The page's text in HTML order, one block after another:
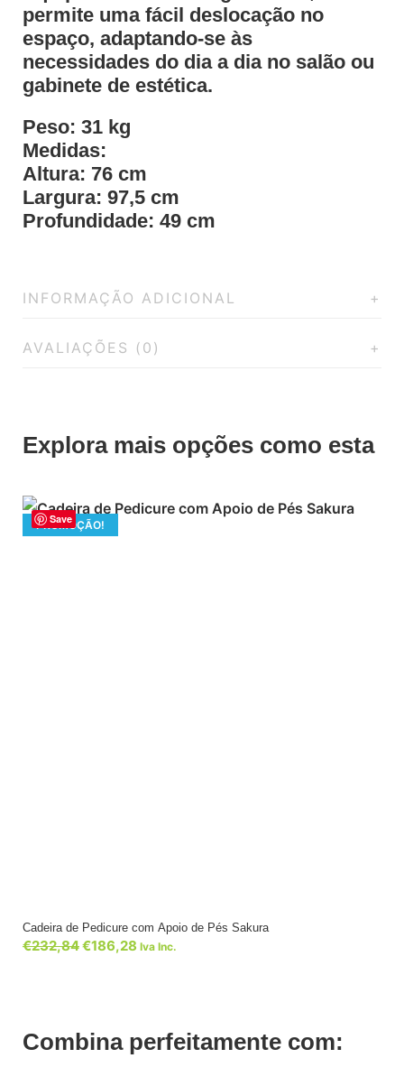
permite uma fácil deslocação no
espaço, adaptando-se às
necessidades do dia a dia no salão ou
gabinete de estética.
Peso: 31 kg
Medidas:
Altura: 76 cm
Largura: 97,5 cm
Profundidade: 49 cm
INFORMAÇÃO ADICIONAL
AVALIAÇÕES (0)
Explora mais opções como esta
Save
PROMOÇÃO!
Cadeira de Pedicure com Apoio de Pés Sakura
€232,84€186,28 Iva Inc.
Combina perfeitamente com: